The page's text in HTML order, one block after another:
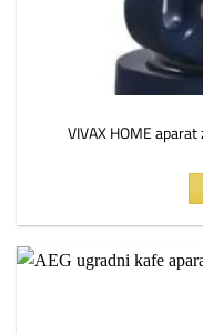
VIVAX HOME